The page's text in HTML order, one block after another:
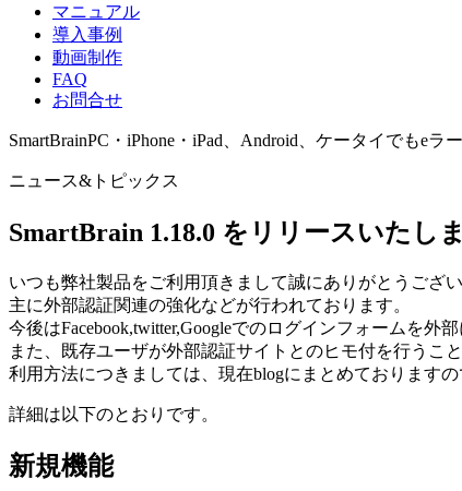
マニュアル
導入事例
動画制作
FAQ
お問合せ
SmartBrainPC・iPhone・iPad、Android、ケータイでもeラ
ニュース&トピックス
SmartBrain 1.18.0 をリリースいたし
いつも弊社製品をご利用頂きまして誠にありがとうござ
主に外部認証関連の強化などが行われております。
今後はFacebook,twitter,Googleでのログインフォームを外
また、既存ユーザが外部認証サイトとのヒモ付を行うこ
利用方法につきましては、現在blogにまとめております
詳細は以下のとおりです。
新規機能